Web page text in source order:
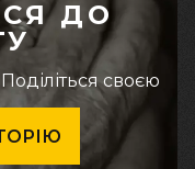
ДО
своєю